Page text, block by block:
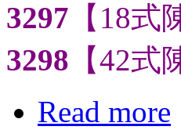
3297 【18
3298 【42
Read more